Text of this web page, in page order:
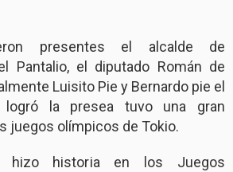
presentes el alcalde de
Pantalio, el diputado Román de
Luisito Pie y Bernardo pie el
la presea tuvo una gran
juegos olímpicos de Tokio.
hizo historia en los Juegos